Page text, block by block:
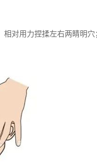
对用力捏揉左右两睛明穴